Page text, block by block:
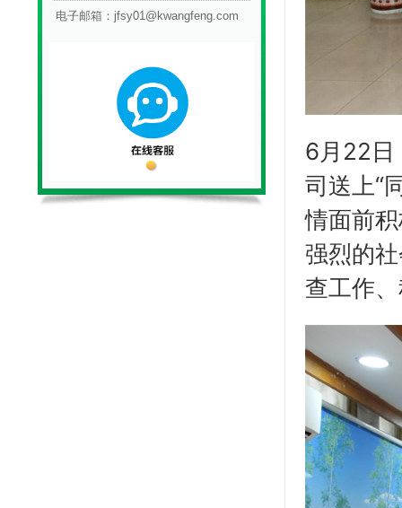
电子邮箱： jfsy01@kwangfeng.com
6月22日
司送上“
情面前
强烈的
查工作